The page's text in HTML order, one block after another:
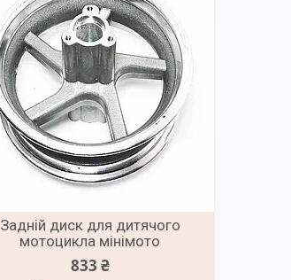
Задній диск для дитячого
мотоцикла мінімото
833 ₴